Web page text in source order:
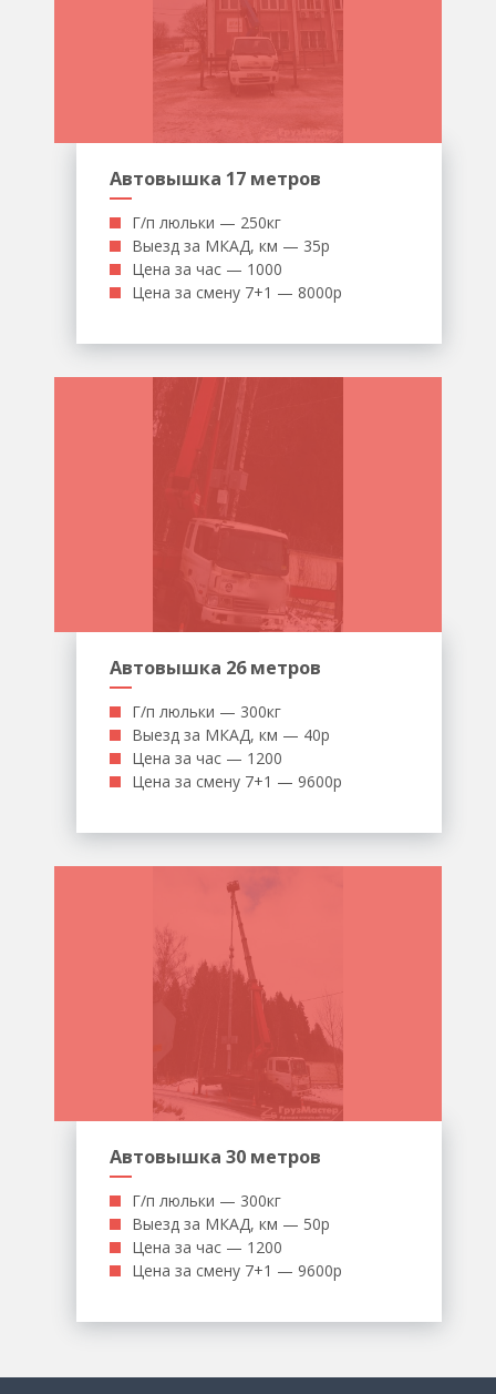
Автовышка 17 метров
Г/п люльки — 250кг
Выезд за МКАД, км — 35р
Цена за час — 1000
Цена за смену 7+1 — 8000р
Автовышка 26 метров
Г/п люльки — 300кг
Выезд за МКАД, км — 40р
Цена за час — 1200
Цена за смену 7+1 — 9600р
Автовышка 30 метров
Г/п люльки — 300кг
Выезд за МКАД, км — 50р
Цена за час — 1200
Цена за смену 7+1 — 9600р